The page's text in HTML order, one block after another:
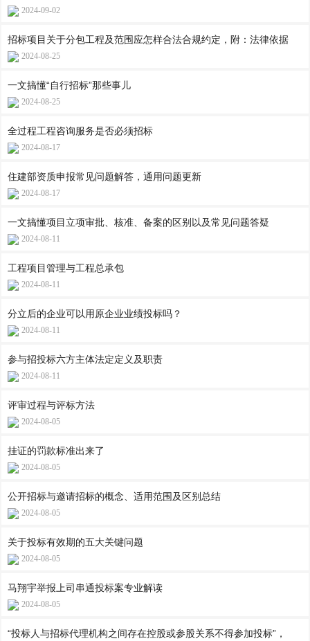
2024-09-02
招标项目关于分包工程及范围应怎样合法合规约定，附：法律依据
2024-08-25
一文搞懂“自行招标”那些事儿
2024-08-25
全过程工程咨询服务是否必须招标
2024-08-17
住建部资质申报常见问题解答，通用问题更新
2024-08-17
一文搞懂项目立项审批、核准、备案的区别以及常见问题答疑
2024-08-11
工程项目管理与工程总承包
2024-08-11
分立后的企业可以用原企业业绩投标吗？
2024-08-11
参与招投标六方主体法定定义及职责
2024-08-11
评审过程与评标方法
2024-08-05
挂证的罚款标准出来了
2024-08-05
公开招标与邀请招标的概念、适用范围及区别总结
2024-08-05
关于投标有效期的五大关键问题
2024-08-05
马翔宇举报上司串通投标案专业解读
2024-08-05
“投标人与招标代理机构之间存在控股或参股关系不得参加投标”，